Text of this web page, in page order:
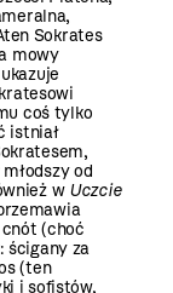
Sokrates
mowy
coś tylko
istniał
od
w Uczcie
cnót (choć
ścigany za
(ten
i sofistów,